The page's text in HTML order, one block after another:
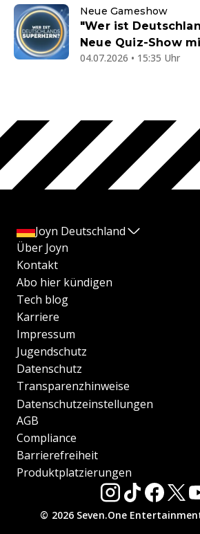
Neue Gameshow
"Wer ist
Neue Quiz-Show
04.07.2026 • 15:35 Uhr
Joyn Deutschland
Über Joyn
Kontakt
Abo hier kündigen
Tech blog
Karriere
Impressum
Jugendschutz
Datenschutz
Transparenzhinweise
Datenschutzeinstellungen
AGB
Compliance
Barrierefreiheit
Produktplatzierungen
© 2026 Seven.One